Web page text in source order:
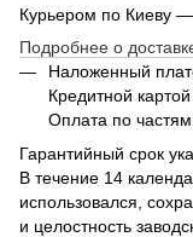
Курьером по Киеву —
Подробнее о
Наложенный
Кредитной картой
Оплата по
Гарантийный срок
В течение 14
использовался,
и целостность